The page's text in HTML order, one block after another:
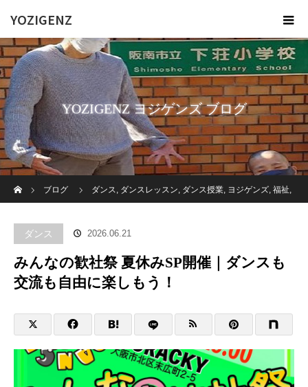
YOZIGENZ
YOZIGENZ ヨジゲンズ ブログ
ブログ
ダンス, ダンスレッスン, ダンス授業, ヨジゲンズ, 福祉,
自由に楽しもう！
ダンス 2026.06.21
みんなの歓社祭 夏休みSP開催｜ダンスも
交流も自由に楽しもう！